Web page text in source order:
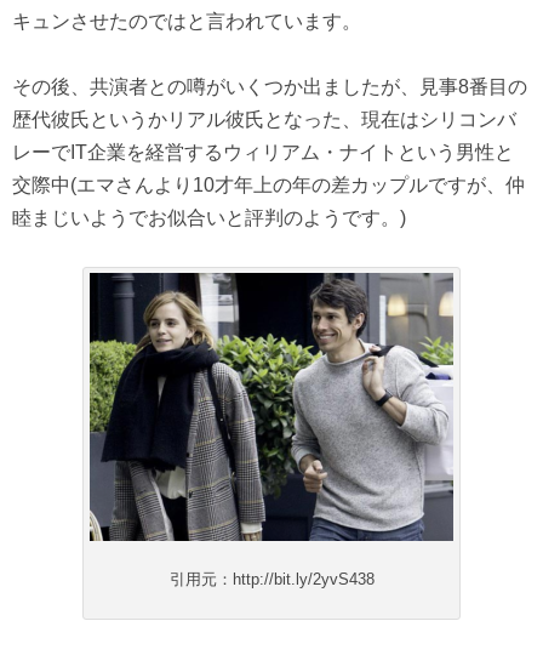
キュンさせたのではと言われています。
その後、共演者との噂がいくつか出ましたが、見事8番目の
歴代彼氏というかリアル彼氏となった、現在はシリコンバ
レーでIT企業を経営するウィリアム・ナイトという男性と
交際中(エマさんより10才年上の年の差カップルですが、仲
睦まじいようでお似合いと評判のようです。)
引用元：http://bit.ly/2yvS438